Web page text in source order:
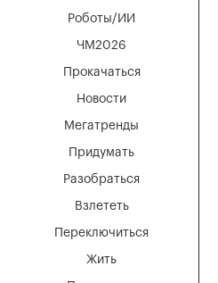
Мегатренды
Придумать
Разобраться
Взлететь
Новости
Переключиться
Жить
Роботы/ИИ
ЧМ2026
Прокачаться